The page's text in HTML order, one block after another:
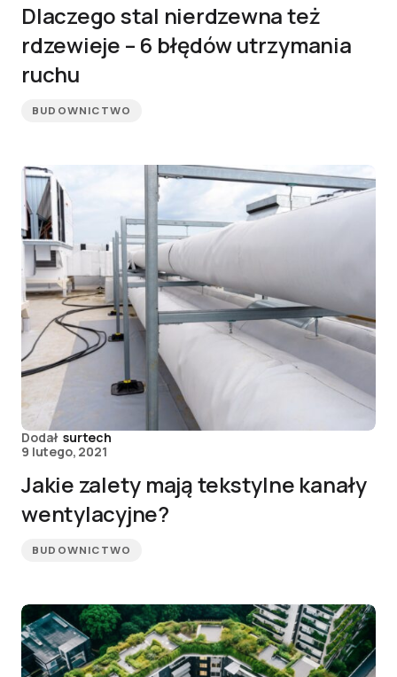
Dlaczego stal nierdzewna też
rdzewieje – 6 błędów utrzymania
ruchu
BUDOWNICTWO
Dodał surtech
9 lutego, 2021
Jakie zalety mają tekstylne kanały
wentylacyjne?
BUDOWNICTWO